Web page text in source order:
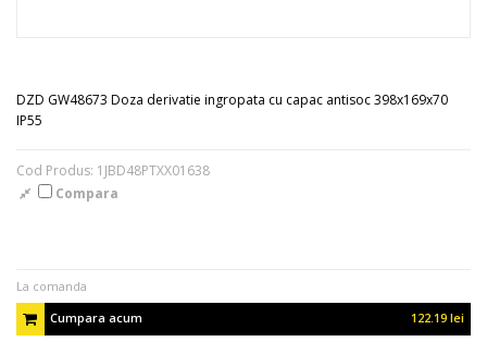
DZD GW48673 Doza derivatie ingropata cu capac antisoc 398x169x70
IP55
Cod Produs: 1JBD48PTXX01638
Compara
La comanda
Cumpara acum
122.19 lei